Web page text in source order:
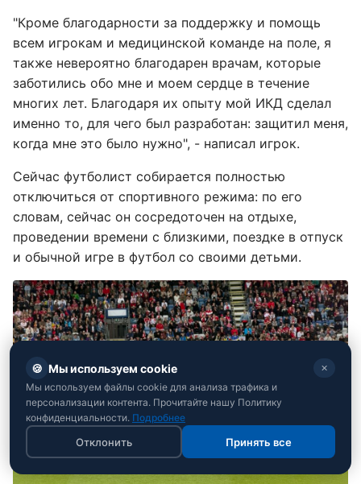
"Кроме благодарности за поддержку и помощь
всем игрокам и медицинской команде на поле, я
также невероятно благодарен врачам, которые
заботились обо мне и моем сердце в течение
многих лет. Благодаря их опыту мой ИКД сделал
именно то, для чего был разработан: защитил меня,
когда мне это было нужно", - написал игрок.
Сейчас футболист собирается полностью
отключиться от спортивного режима: по его
словам, сейчас он сосредоточен на отдыхе,
проведении времени с близкими, поездке в отпуск
и обычной игре в футбол со своими детьми.
🍪 Мы используем cookie ✕
Мы используем файлы cookie для анализа трафика и
персонализации контента. Прочитайте нашу Политику
конфиденциальности. Подробнее
Отклонить Принять все